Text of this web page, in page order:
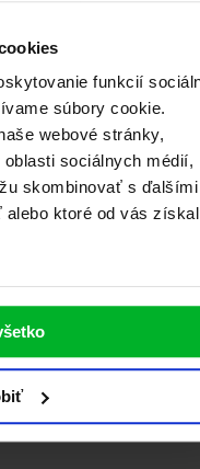
funkcií
súbory cookie.
webové stránky,
sociálnych médií,
skombinovať s ďalšími
ktoré od vás
poradiť s niečím